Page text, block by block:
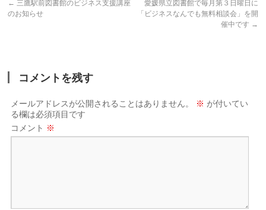
← 三鷹駅前図書館のビジネス支援講座
のお知らせ
愛媛県立図書館で毎月第３日曜日に
「ビジネスなんでも無料相談会」を開
催中です →
コメントを残す
メールアドレスが公開されることはありません。 ※ が付いてい
る欄は必須項目です
コメント ※